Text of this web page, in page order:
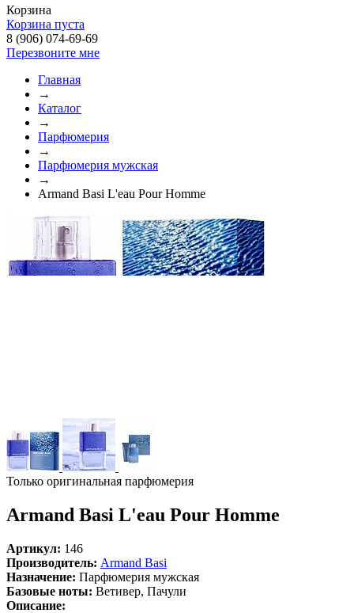
Корзина
Корзина пуста
8 (906) 074-69-69
Перезвоните мне
Главная
→
Каталог
→
Парфюмерия
→
Парфюмерия мужская
→
Armand Basi L'eau Pour Homme
Только оригинальная парфюмерия
Armand Basi L'eau Pour Homme
Артикул: 146
Производитель: Armand Basi
Назначение: Парфюмерия мужская
Базовые ноты: Ветивер, Пачули
Описание: